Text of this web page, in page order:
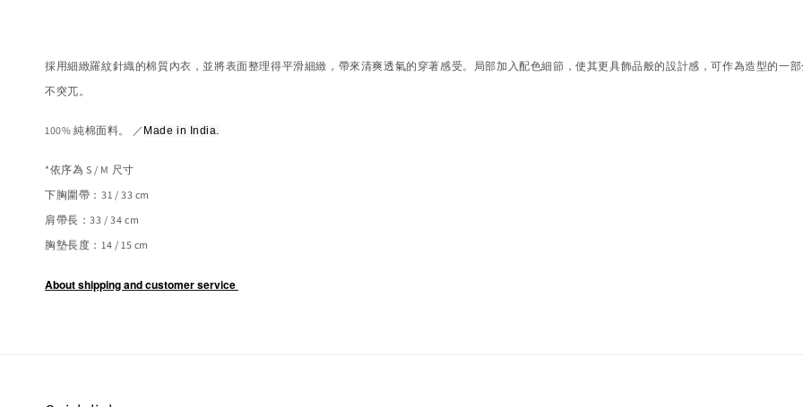
採用細緻羅紋針織的棉質內衣，並將表面整理得平滑細緻，帶來清爽透氣的穿著感受。局部加入配色細節，使其更具飾品般的設計感，可作為造型的一
不突兀。
100% 純棉面料。 ／ Made in India.
*依序為 S / M 尺寸
下胸圍帶：31 / 33 cm
肩帶長：33 / 34 cm
胸墊長度：14 / 15 cm
About shipping and customer service